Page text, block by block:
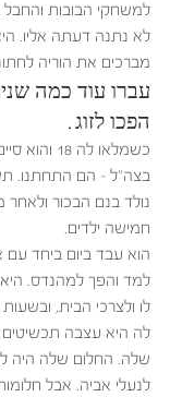
למשחקי הבובות והחבל
לא נתנה דעתה אליו.
מברכים את הוריה
עברו עוד כמה
הפכו לזוג.
כשמלאו לה
בצה"ל - הם התחתנו.
נולד בנם הבכור ולאחר
חמישה ילדים.
הוא עבד ביום ביחד עם
למד והפך למהנדס.
לו ולצרכי הבית,
לה היא עצבה
שלה. החלום שלה היה
לנעלי אביה. אבל